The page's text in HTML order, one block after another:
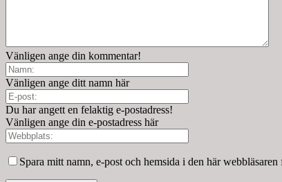
Vänligen ange din kommentar!
Vänligen ange ditt namn här
Du har angett en felaktig e-postadress!
Vänligen ange din e-postadress här
Spara mitt namn, e-post och hemsida i den här